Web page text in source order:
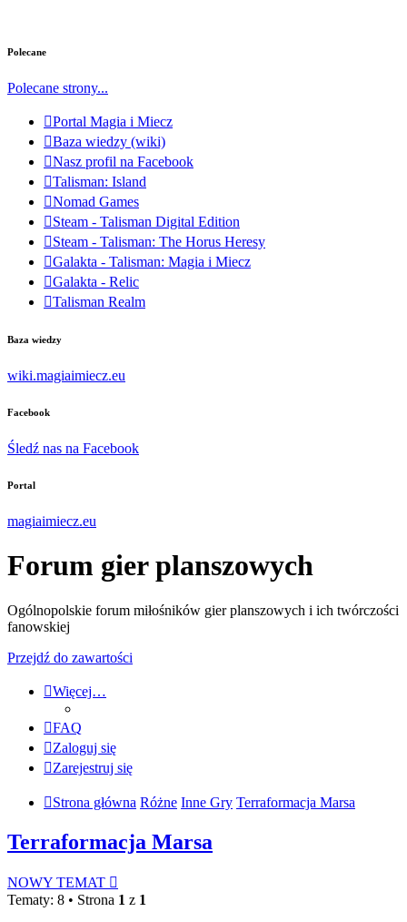
Polecane
Polecane strony...
Portal Magia i Miecz
Baza wiedzy (wiki)
Nasz profil na Facebook
Talisman: Island
Nomad Games
Steam - Talisman Digital Edition
Steam - Talisman: The Horus Heresy
Galakta - Talisman: Magia i Miecz
Galakta - Relic
Talisman Realm
Baza wiedzy
wiki.magiaimiecz.eu
Facebook
Śledź nas na Facebook
Portal
magiaimiecz.eu
Forum gier planszowych
Ogólnopolskie forum miłośników gier planszowych i ich twórczości
fanowskiej
Przejdź do zawartości
Więcej…
FAQ
Zaloguj się
Zarejestruj się
Strona główna Różne Inne Gry Terraformacja Marsa
Terraformacja Marsa
NOWY TEMAT
Tematy: 8 • Strona 1 z 1